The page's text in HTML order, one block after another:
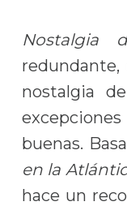
Nostalgia
nostalgia
buenas.
en la
hace un